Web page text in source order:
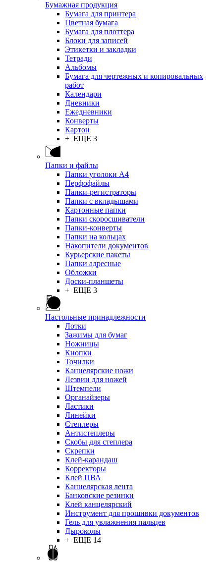
Бумажная продукция
Бумага для принтера
Цветная бумага
Бумага для плоттера
Блоки для записей
Этикетки и закладки
Тетради
Альбомы
Бумага для чертежных и копировальных
работ
Календари
Дневники
Ежедневники
Конверты
Картон
+ ЕЩЕ 3
Папки и файлы
Папки уголоки А4
Перфофайлы
Папки-регистраторы
Папки с вкладышами
Картонные папки
Папки скоросшиватели
Папки-конверты
Папки на кольцах
Накопители документов
Курьерские пакеты
Папки адресные
Обложки
Доски-планшеты
+ ЕЩЕ 3
Настольные принадлежности
Лотки
Зажимы для бумаг
Ножницы
Кнопки
Точилки
Канцелярские ножи
Лезвии для ножей
Штемпели
Органайзеры
Ластики
Линейки
Степлеры
Антистеплеры
Скобы для степлера
Скрепки
Клей-карандаш
Корректоры
Клей ПВА
Канцелярская лента
Банковские резинки
Клей канцелярский
Инструмент для прошивки документов
Гель для увлажнения пальцев
Дыроколы
+ ЕЩЕ 14